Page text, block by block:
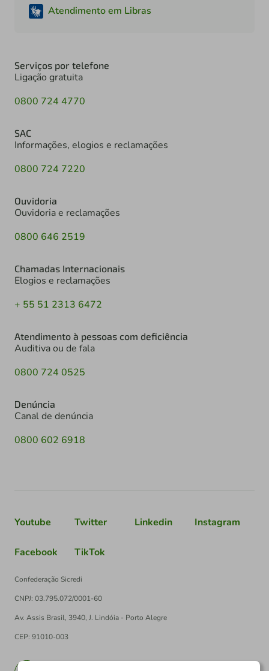
Atendimento em Libras
Serviços por telefone
Ligação gratuita
0800 724 4770
SAC
Informações, elogios e reclamações
0800 724 7220
Ouvidoria
Ouvidoria e reclamações
0800 646 2519
Chamadas Internacionais
Elogios e reclamações
+ 55 51 2313 6472
Atendimento à pessoas com deficiência
Auditiva ou de fala
0800 724 0525
Denúncia
Canal de denúncia
0800 602 6918
Youtube Twitter Linkedin Instagram
Facebook TikTok
Confederação Sicredi
CNPJ: 03.795.072/0001-60
Av. Assis Brasil, 3940, J. Lindóia - Porto Alegre
CEP: 91010-003